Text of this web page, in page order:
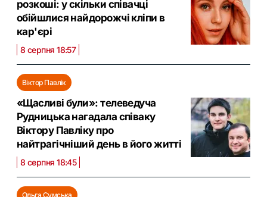
розкоші: у скільки співачці
обійшлися найдорожчі кліпи в
кар'єрі
8 серпня 18:57
Віктор Павлік
«Щасливі були»: телеведуча
Рудницька нагадала співаку
Віктору Павліку про
найтрагічніший день в його житті
8 серпня 18:45
Ольга Сумська